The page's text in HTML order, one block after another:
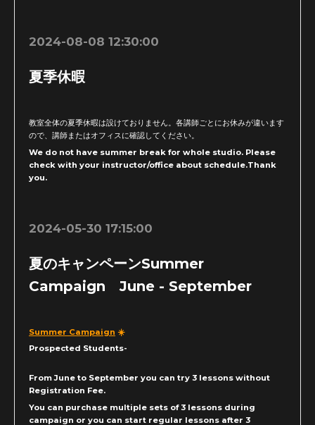
2024-08-08 12:30:00
夏季休暇
教室全体の夏季休暇は設けておりません。各講師ごとにお休みが違います
ので、講師またはオフィスに確認してください。
We do not have summer break for whole studio. Please
check with your instructor/office about schedule.Thank
you.
2024-05-30 17:15:00
夏のキャンペーンSummer
Campaign June - September
Summer Campaign ☀️
Prospected Students-
From June to September you can try 3 lessons without
Registration Fee.
You can purchase multiple sets of 3 lessons during
campaign or you can start regular lessons after 3